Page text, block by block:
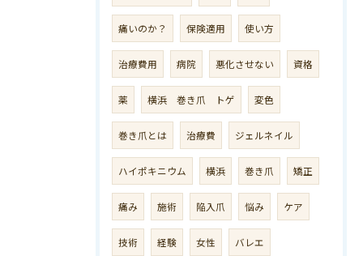
痛いのか？ 保険適用 使い方
治療費用 病院 悪化させない 資格
薬 横浜 巻き爪 トゲ 変色
巻き爪とは 治療費 ジェルネイル
ハイポキニウム 横浜 巻き爪 矯正
痛み 施術 陥入爪 悩み ケア
技術 経験 女性 バレエ